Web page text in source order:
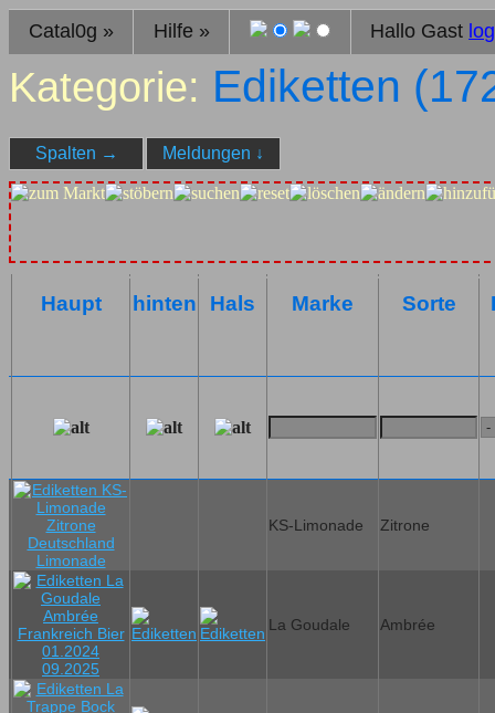
Catal0g » Hilfe » Hallo Gast
Kategorie: Ediketten (
Spalten → Meldungen ↓
Haupt hinten Hals Marke Sorte
KS-Limonade Zitrone
La Goudale Ambrée